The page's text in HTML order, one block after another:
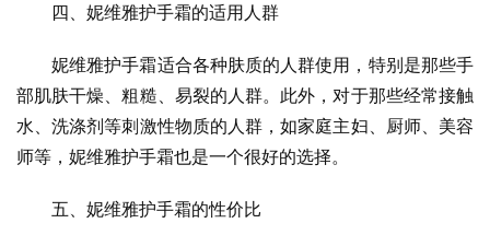
四、妮维雅护手霜的适用人群
妮维雅护手霜适合各种肤质的人群使用，特别是那些手
部肌肤干燥、粗糙、易裂的人群。此外，对于那些经常接触
水、洗涤剂等刺激性物质的人群，如家庭主妇、厨师、美容
师等，妮维雅护手霜也是一个很好的选择。
五、妮维雅护手霜的性价比